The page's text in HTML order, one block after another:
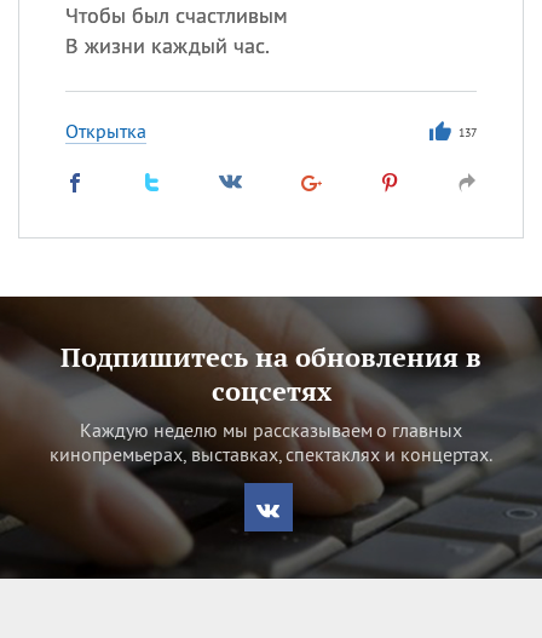
Чтобы был счастливым
В жизни каждый час.
Открытка 137
Подпишитесь на обновления в
соцсетях
Каждую неделю мы рассказываем о главных
кинопремьерах, выставках, спектаклях и концертах.